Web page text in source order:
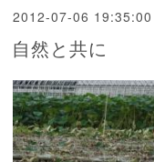
2012-07-06 19:35:00
自然と共に